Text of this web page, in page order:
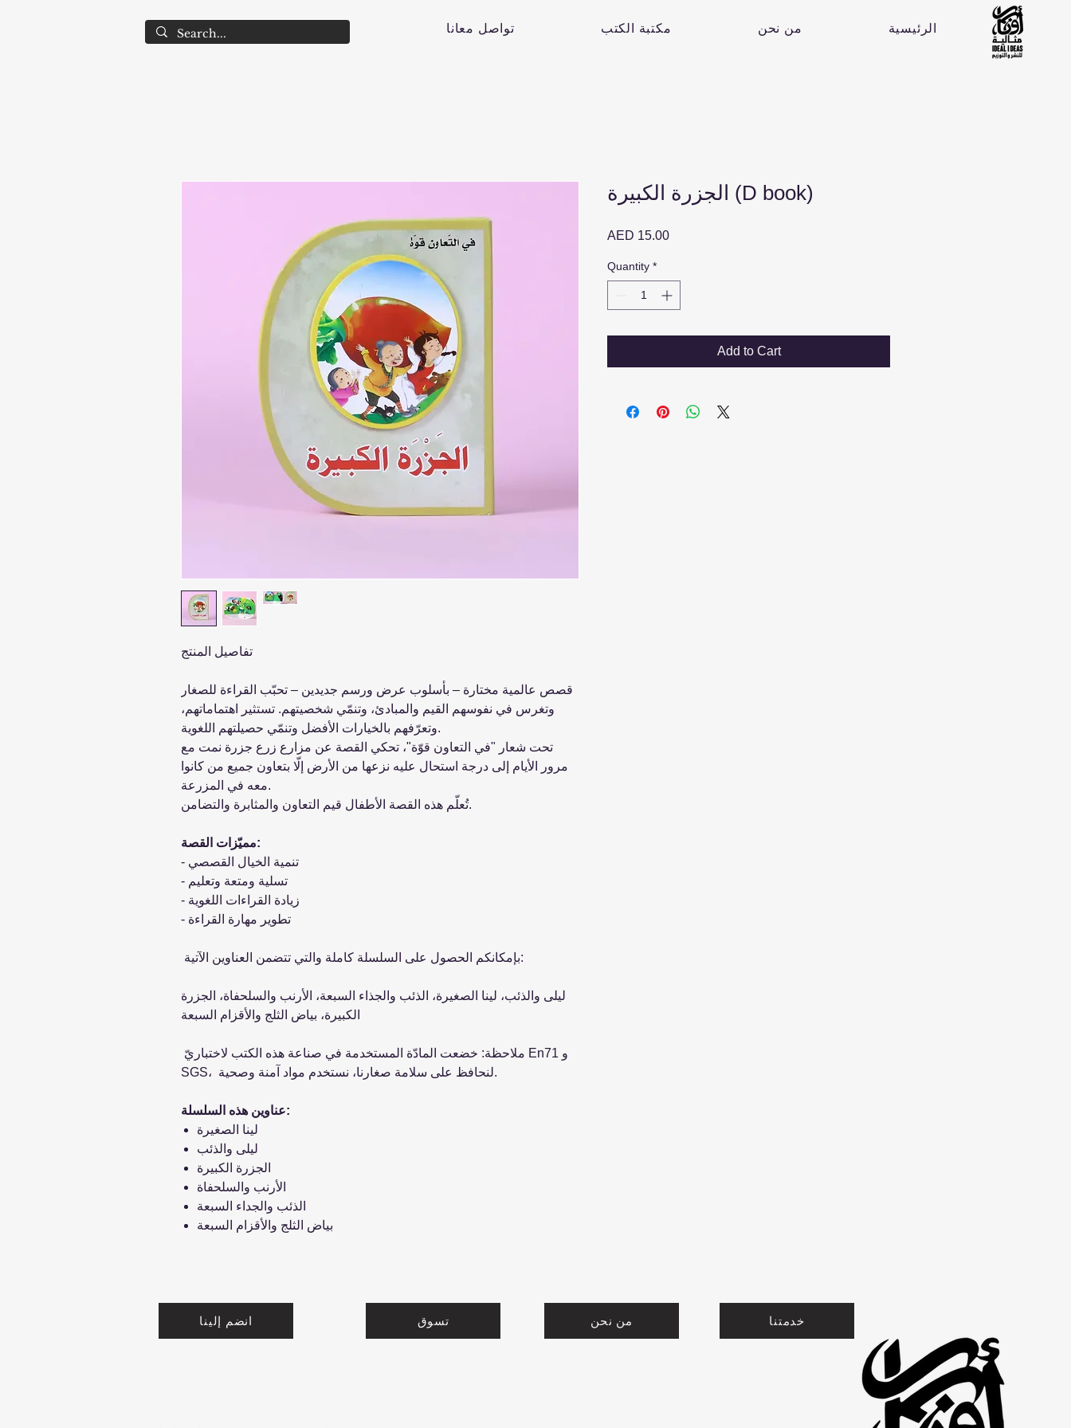
تواصل معانا مكتبة الكتب من نحن الرئيسية
تفاصيل المنتج
قصص عالمية مختارة – بأسلوب عرض ورسم جديدين – تحبّب القراءة للصغار
وتغرس في نفوسهم القيم والمبادئ، وتنمّي شخصيتهم. تستثير اهتماماتهم،
وتعرّفهم بالخيارات الأفضل وتنمّي حصيلتهم اللغوية.
تحت شعار "في التعاون قوّة"، تحكي القصة عن مزارع زرع جزرة نمت مع
مرور الأيام إلى درجة استحال عليه نزعها من الأرض إلّا بتعاون جميع من كانوا
معه في المزرعة.
تُعلّم هذه القصة الأطفال قيم التعاون والمثابرة والتضامن.
مميّزات القصة:
- تنمية الخيال القصصي
- تسلية ومتعة وتعليم
- زيادة القراءات اللغوية
- تطوير مهارة القراءة
بإمكانكم الحصول على السلسلة كاملة والتي تتضمن العناوين الآتية:
ليلى والذئب، لينا الصغيرة، الذئب والجذاء السبعة، الأرنب والسلحفاة، الجزرة
الكبيرة، بياض الثلج والأقزام السبعة
SGS، لنحافظ على سلامة صغارنا، نستخدم مواد آمنة وصحية.
عناوين هذه السلسلة:
لينا الصغيرة
ليلى والذئب
الجزرة الكبيرة
الأرنب والسلحفاة
الذئب والجداء السبعة
بياض الثلج والأقزام السبعة
الجزرة الكبيرة (D book)
AED 15.00Price
Quantity *
Add to Cart
انضم إلينا تسوق من نحن خدمتنا